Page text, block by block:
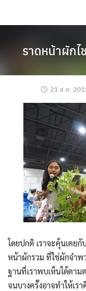
ราดหน้าผัก
21 ส.ค.
โดยปกติ เราจะคุ้นเคย
หน้าผักรวม ที่ใช่ผักจำ
ฐานที่เราพบเห็นได้ตาม
จนบางครั้งอาจทำให้เร